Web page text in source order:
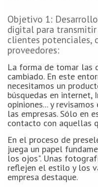
Objetivo 1:
digital para transmitir
clientes potenciales,
proveedores:
La forma de tomar las
cambiado. En este
necesitamos un
búsquedas en internet,
opiniones... y
las empresas. Sólo en
contacto con aquellas
En el proceso de
juega un papel
los ojos". Unas
reflejen el estilo y los
empresa destaque.